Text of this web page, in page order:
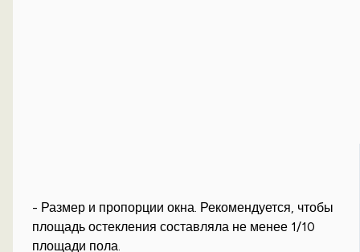
- Размер и пропорции окна. Рекомендуется, чтобы
площадь остекления составляла не менее 1/10
площади пола.